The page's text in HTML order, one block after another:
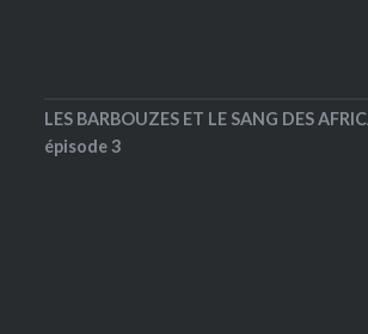
LES BARBOUZES ET LE SANG DES
épisode 3